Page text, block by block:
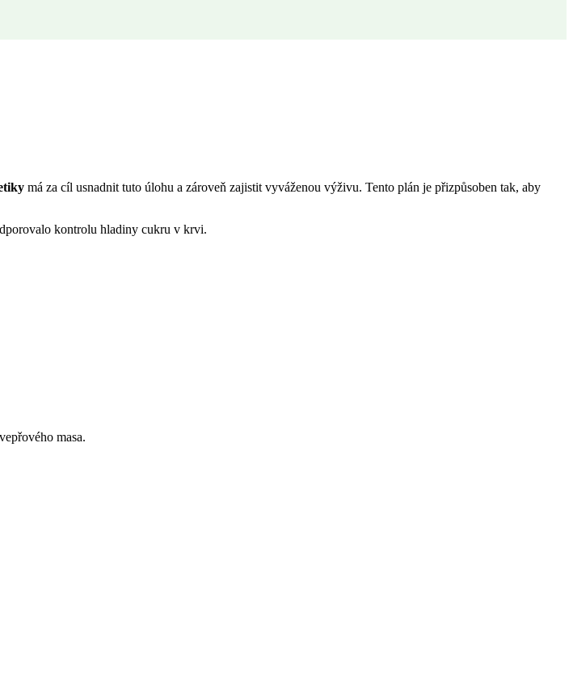
má za cíl usnadnit tuto úlohu a zároveň zajistit vyváženou výživu. Tento plán je přizpůsoben tak, aby
kontrolu hladiny cukru v krvi.
masa.